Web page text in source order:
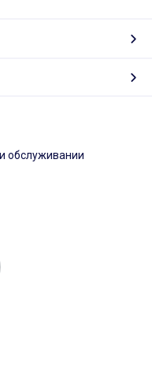
обслуживании